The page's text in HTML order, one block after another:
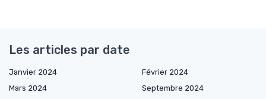
Les articles par date
Janvier 2024
Février 2024
Mars 2024
Septembre 2024